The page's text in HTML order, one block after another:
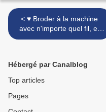
< ♥ Broder à la machine
avec n'importe quel fil, et
sans stabilisateur ♥
Hébergé par Canalblog
Top articles
Pages